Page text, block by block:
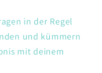
in der Regel
und kümmern
mit deinem